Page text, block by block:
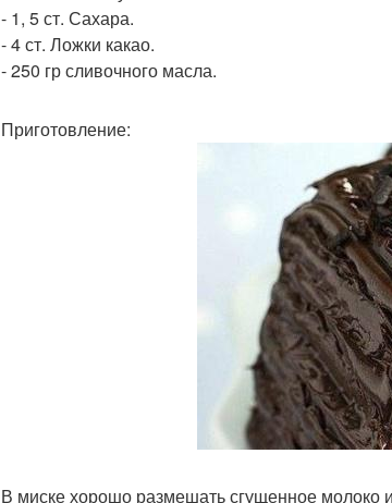
- 1, 5 ст. Сахара.
- 4 ст. Ложки какао.
- 250 гр сливочного масла.
Приготовление:
В миске хорошо размешать сгущенное молоко